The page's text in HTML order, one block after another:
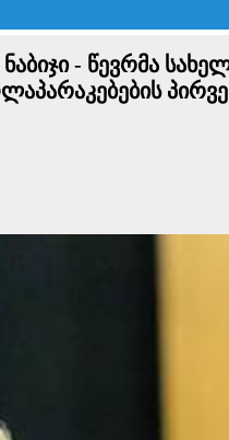
- წევრმა